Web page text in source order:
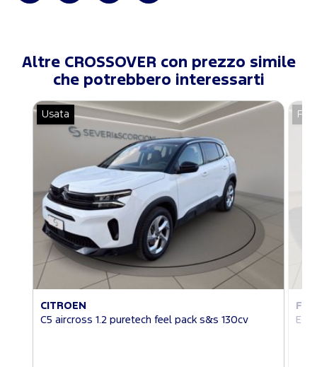
Altre CROSSOVER con prezzo simile
che potrebbero interessarti
Usata
CITROEN
C5 aircross 1.2 puretech feel pack s&s 130cv